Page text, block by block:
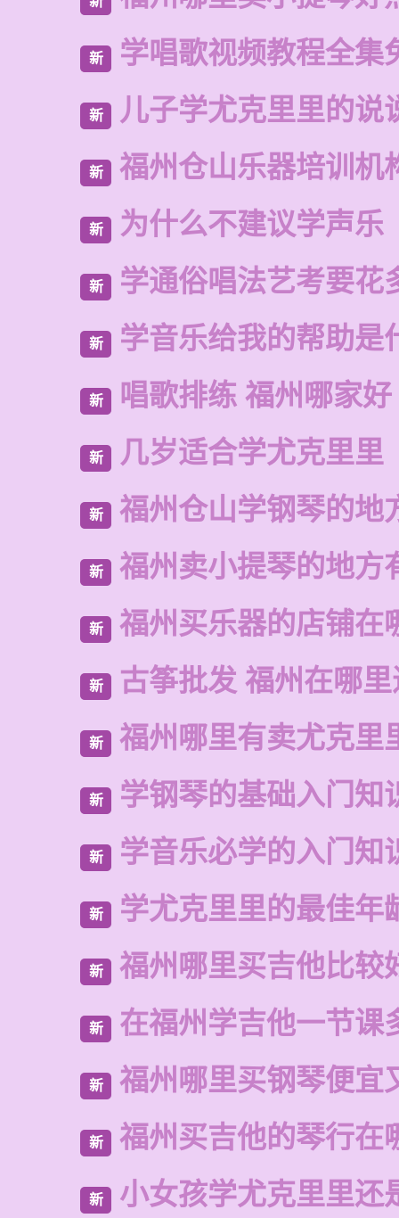
新 学唱歌视频教程全集
新 儿子学尤克里里的说
新 福州仓山乐器培训机
新 为什么不建议学声乐
新 学通俗唱法艺考要花
新 学音乐给我的帮助是
新 唱歌排练 福州哪家好
新 几岁适合学尤克里里
新 福州仓山学钢琴的地
新 福州卖小提琴的地方
新 福州买乐器的店铺在
新 古筝批发 福州在哪
新 福州哪里有卖尤克里
新 学钢琴的基础入门知
新 学音乐必学的入门知
新 学尤克里里的最佳年
新 福州哪里买吉他比较
新 在福州学吉他一节课
新 福州哪里买钢琴便宜
新 福州买吉他的琴行在
新 小女孩学尤克里里还